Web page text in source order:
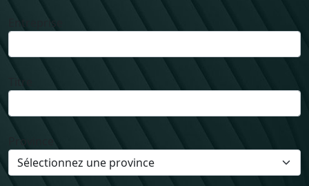
Entreprise
Titre
Province